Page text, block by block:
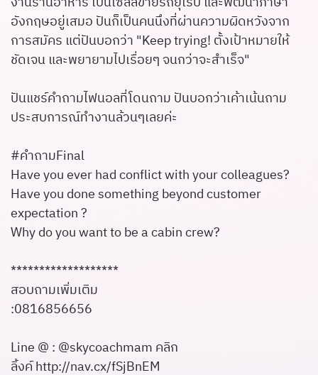
อังกฤษอยู่เสมอ ปันก็เป็นคนนึงที่ผ่านความผิดหวังจาก
การสมัคร แต่ปันบอกว่า "Keep trying! ตั้งเป้าหมายให้
ชัดเจน และพยายามไปเรื่อยๆ จนกว่าจะสำเร็จ"
ปันแชร์คำถามไฟนอลที่โดนถาม ปันบอกว่าเค้าเน้นถาม
ประสบการณ์ทำงานล้วนๆเลยค่ะ
#คำถามFinal
Have you ever had conflict with your colleagues?
Have you done something beyond customer
expectation ?
Why do you want to be a cabin crew?
*******************
สอบถามเพิ่มเติม
:0816856656
Line @ : @skycoachmam คลิก
ลิ้งค์http://nav.cx/fSjBnEM